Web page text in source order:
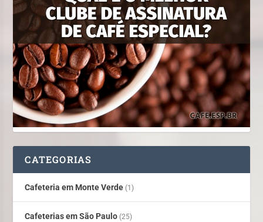
CATEGORIAS
Cafeteria em Monte Verde (1)
Cafeterias em São Paulo (25)